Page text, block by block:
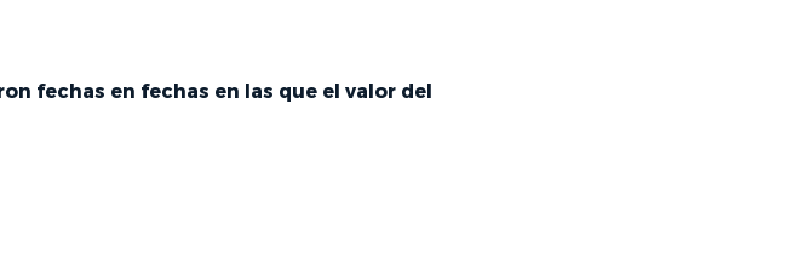
fechas en fechas en las que el valor del